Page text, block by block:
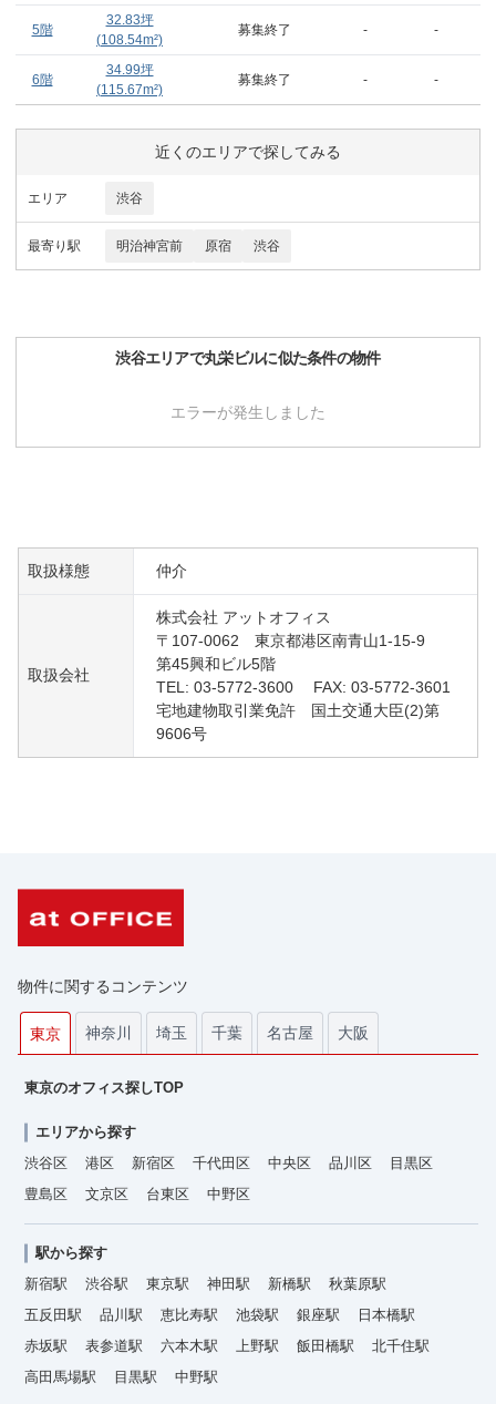
5階
32.83坪
(108.54m²)
募集終了 - -
6階
34.99坪
(115.67m²)
募集終了 - -
近くのエリアで探してみる
エリア 渋谷
最寄り駅 明治神宮前 原宿 渋谷
渋谷エリアで丸栄ビルに似た条件の物件
エラーが発生しました
取扱様態 仲介
取扱会社
株式会社 アットオフィス
〒107-0062 東京都港区南青山1-15-9
第45興和ビル5階
TEL: 03-5772-3600 FAX: 03-5772-3601
宅地建物取引業免許 国土交通大臣(2)第
9606号
物件に関するコンテンツ
東京 神奈川 埼玉 千葉 名古屋 大阪
東京のオフィス探しTOP
エリアから探す
渋谷区
港区 新宿区 千代田区 中央区 品川区
目黒区
豊島区
文京区 台東区 中野区
駅から探す
新宿駅
渋谷駅 東京駅 神田駅 新橋駅
秋葉原駅
五反田駅
品川駅 恵比寿駅 池袋駅 銀座駅
日本橋駅
赤坂駅
表参道駅 六本木駅 上野駅 飯田橋駅
北千住駅
高田馬場駅
目黒駅 中野駅